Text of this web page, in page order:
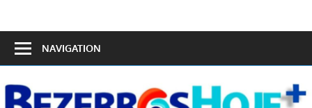
content
Bezerros
Hoje
NAVIGATION